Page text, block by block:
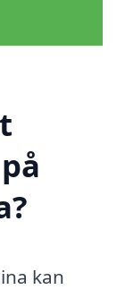
kan